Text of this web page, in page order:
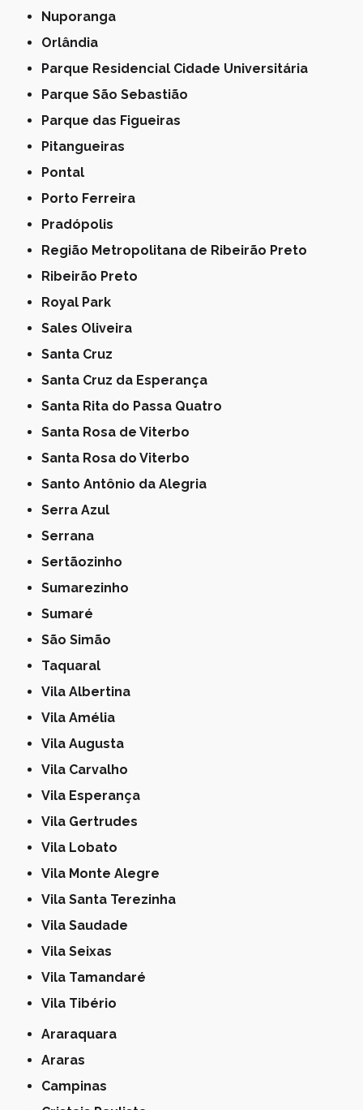
Nuporanga
Orlândia
Parque Residencial Cidade Universitária
Parque São Sebastião
Parque das Figueiras
Pitangueiras
Pontal
Porto Ferreira
Pradópolis
Região Metropolitana de Ribeirão Preto
Ribeirão Preto
Royal Park
Sales Oliveira
Santa Cruz
Santa Cruz da Esperança
Santa Rita do Passa Quatro
Santa Rosa de Viterbo
Santa Rosa do Viterbo
Santo Antônio da Alegria
Serra Azul
Serrana
Sertãozinho
Sumarezinho
Sumaré
São Simão
Taquaral
Vila Albertina
Vila Amélia
Vila Augusta
Vila Carvalho
Vila Esperança
Vila Gertrudes
Vila Lobato
Vila Monte Alegre
Vila Santa Terezinha
Vila Saudade
Vila Seixas
Vila Tamandaré
Vila Tibério
Araraquara
Araras
Campinas